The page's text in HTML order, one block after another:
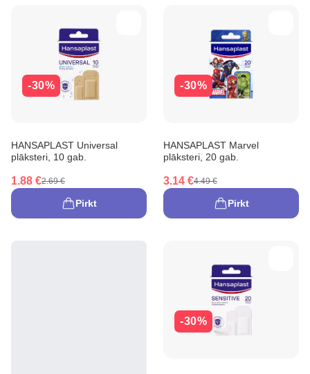
-30%
HANSAPLAST Universal
plāksteri, 10 gab.
1.88 €2.69 €
Pirkt
-30%
HANSAPLAST Marvel
plāksteri, 20 gab.
3.14 €4.49 €
Pirkt
-30%